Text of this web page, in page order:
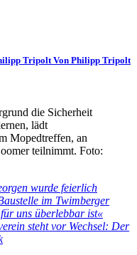
Von Philipp Tripolt
die Sicherheit
lädt
Mopedtreffen, an
teilnimmt. Foto:
wurde feierlich
im Twimberger
uns überlebbar ist«
steht vor Wechsel: Der